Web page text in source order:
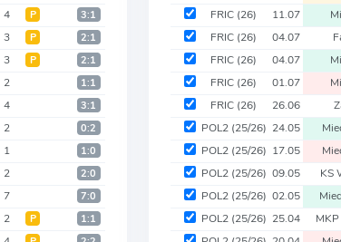
4 Р 3:1
3 Р 2:1
3 Р 2:1
2 1:1
4 3:1
2 0:2
1 1:0
2 2:0
7 7:0
2 Р 1:1
FRIC (26) 11.07
FRIC (26) 04.07
FRIC (26) 04.07
FRIC (26) 01.07
FRIC (26) 26.06
POL2 (25/26) 24.05
POL2 (25/26) 17.05
POL2 (25/26) 09.05 KS
POL2 (25/26) 02.05
POL2 (25/26) 25.04